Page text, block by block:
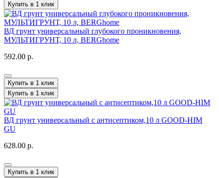
Купить в 1 клик
ВД грунт универсальный глубокого проникновения,
МУЛЬТИГРУНТ, 10 л, BERGhome
592.00 р.
Купить в 1 клик
Купить в 1 клик
ВД грунт универсальный с антисептиком,10 л GOOD-HIM
GU
628.00 р.
Купить в 1 клик